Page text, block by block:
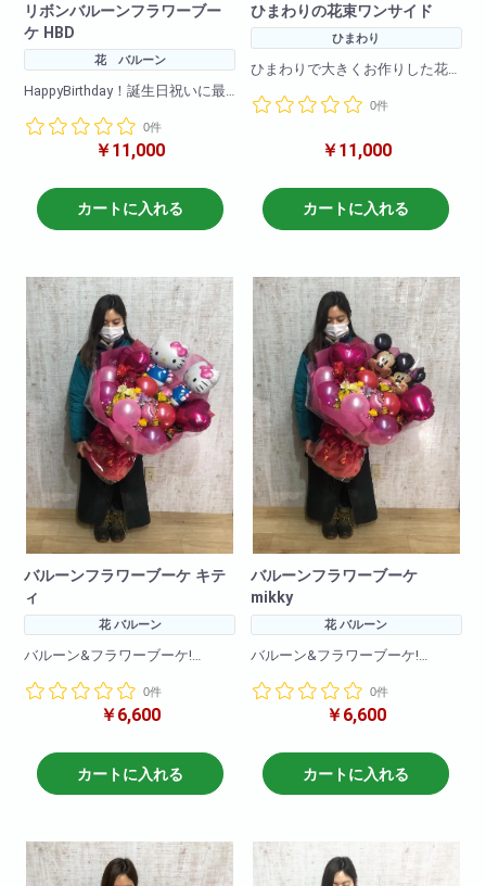
リボンバルーンフラワーブー
ケ HBD
花 バルーン
HappyBirthday！誕生日祝いに最
とてもおしゃれな色合いで喜ん
でもらえること間違いなし！
文字バルーンとバルーンをふん
だんに使い、
とても大きくインパクトがある
最適!
(文字は原則3文字程度まででお願
いいたします
3文字を超えるものは一文字+550
円で承ります。)
0件
￥11,000
カートに入れる
ひまわりの花束ワンサイド
ひまわり
ひまわりで大きくお作りした花
日、イベントにあわせてお届け
0件
￥11,000
カートに入れる
バルーンフラワーブーケ キテ
ィ
花 バルーン
バルーン&フラワーブーケ!
い、
コンパクトにかわいらしく仕上
ちょっとしたプレゼントに最適!
0件
￥6,600
カートに入れる
バルーンフラワーブーケ
mikky
花 バルーン
バルーン&フラワーブーケ!
い、
コンパクトにかわいらしく仕上
ちょっとしたプレゼントに最適!
0件
￥6,600
カートに入れる